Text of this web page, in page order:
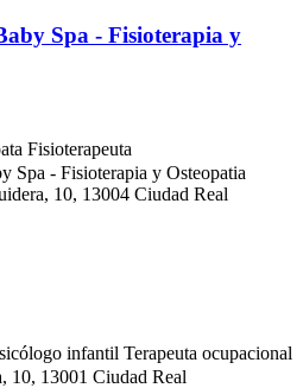
Spa - Fisioterapia y
Fisioterapeuta
Spa - Fisioterapia y Osteopatia
10, 13004 Ciudad Real
infantil Terapeuta ocupacional
10, 13001 Ciudad Real